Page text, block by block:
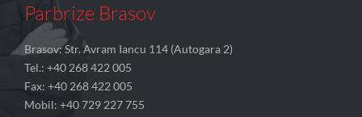
Parbrize Brasov
Brasov: Str. Avram Iancu 114 (Autogara 2)
Tel.: +40 268 422 005
Fax: +40 268 422 005
Mobil: +40 729 227 755